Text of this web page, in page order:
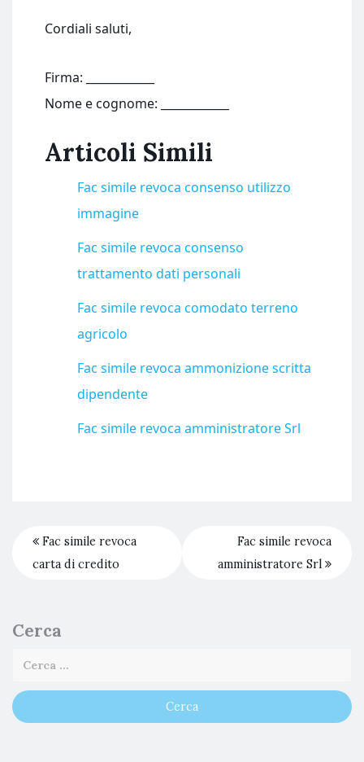
Cordiali saluti,
Firma: ____________
Nome e cognome: ____________
Articoli Simili
Fac simile revoca consenso utilizzo
immagine​
Fac simile revoca consenso
trattamento dati personali​
Fac simile revoca comodato terreno
agricolo​
Fac simile revoca ammonizione scritta
dipendente​
Fac simile revoca amministratore Srl​
Fac simile revoca
carta di credito​
Fac simile revoca
amministratore Srl​
Cerca